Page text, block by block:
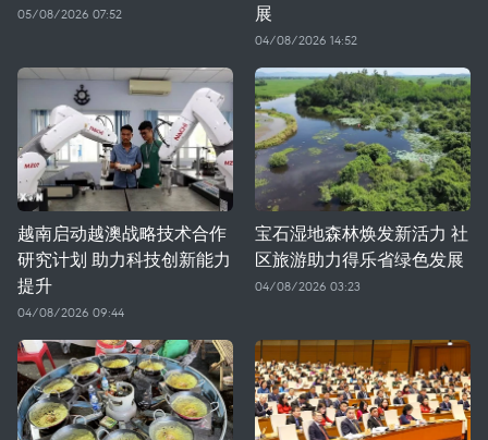
05/08/2026 07:52
展
04/08/2026 14:52
越南启动越澳战略技术合作
研究计划 助力科技创新能力
提升
04/08/2026 09:44
宝石湿地森林焕发新活力 社
区旅游助力得乐省绿色发展
04/08/2026 03:23